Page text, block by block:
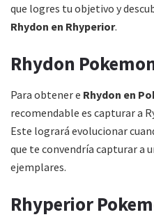
que logres tu objetivo y
Rhydon en Rhyperior.
Rhydon
Para obtener e Rhydon en
recomendable es capturar a
Este logrará evolucionar
que te convendría capturar a
ejemplares.
Rhyperior